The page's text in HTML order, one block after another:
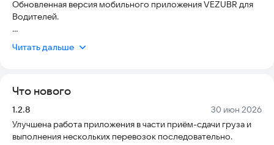
Обновленная версия мобильного приложения VEZUBR для
Водителей.
функционал:
- Получения перечня Заявок от Заказчиков, для
Заказ (актуально для Водителей, являющихся
Индивидуальными предпринимателями)
- Получение детальной информации о Заявке, которую
Читать дальше
Что нового
Версия:
1.2.8 Дата:
30 июн 2026
Улучшена работа приложения в части приём-сдачи груза и
выполнения нескольких перевозок последовательно.